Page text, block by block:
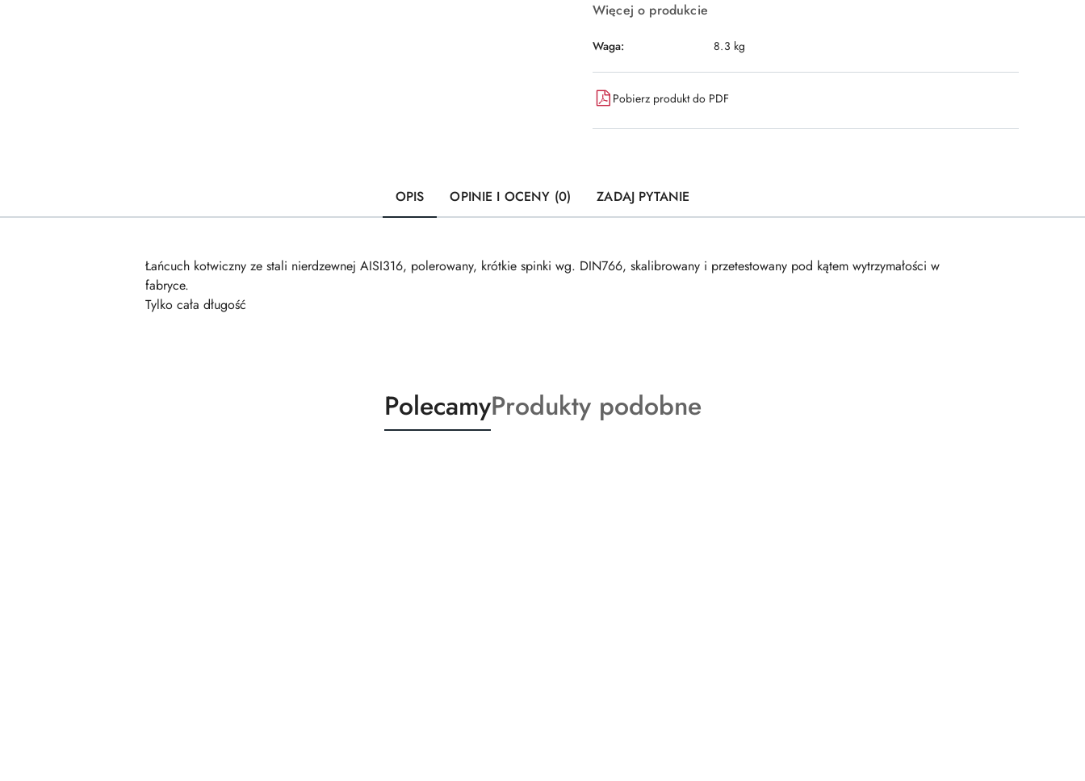
Więcej o produkcie
Waga: 8.3 kg
Pobierz produkt do PDF
OPIS OPINIE I OCENY (0) ZADAJ PYTANIE
Łańcuch kotwiczny ze stali nierdzewnej AISI316, polerowany, krótkie spinki wg. DIN766, skalibrowany i przetestowany pod kątem wytrzymałości w
fabryce.
Tylko cała długość
Produkty
o
PolecamyProdukty
o
Produkty podobne